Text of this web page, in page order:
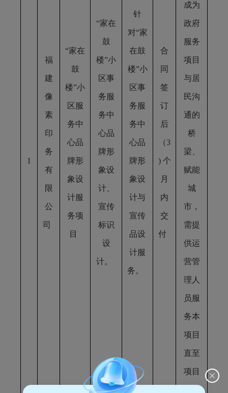
1
福
建
像
素
印
务
有
限
公
司
“家在
鼓
楼”小
区服
务中
心品
牌形
象设
计服
务项
目
“家在
鼓
楼”小
区事
务服
务中
心品
牌形
象设
计、
宣传
标识
设
计。
针
对“家
在鼓
楼”小
区事
务服
务中
心品
牌形
象设
计与
宣传
品设
计服
务。
合
同
签
订
后
（3
) 个
月
内
交
付
成为
政府
服务
项目
与居
民沟
通的
桥
梁、
赋能
城
市，
需提
供运
营管
理人
员服
务本
项目
直至
项目